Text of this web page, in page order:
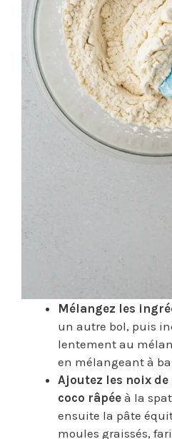
Mélangez les
un autre bol, puis
lentement au
en mélangeant à
Ajoutez les noix
coco râpée à la
ensuite la pâte
moules graissés,